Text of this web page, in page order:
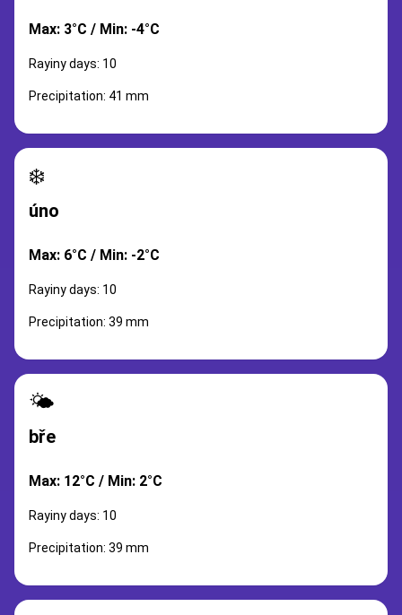
Max: 3°C / Min: -4°C
Rayiny days: 10
Precipitation: 41 mm
❄️
úno
Max: 6°C / Min: -2°C
Rayiny days: 10
Precipitation: 39 mm
🌤️
bře
Max: 12°C / Min: 2°C
Rayiny days: 10
Precipitation: 39 mm